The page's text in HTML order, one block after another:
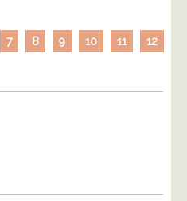
7 8 9 10 11 12